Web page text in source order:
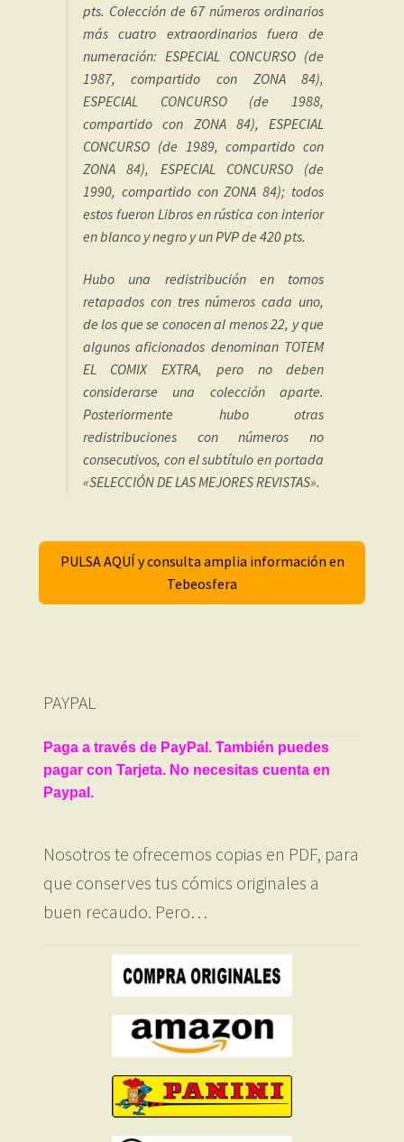
pts. Colección de 67 números ordinarios
más cuatro extraordinarios fuera de
numeración: ESPECIAL CONCURSO (de
1987, compartido con ZONA 84),
ESPECIAL CONCURSO (de 1988,
compartido con ZONA 84), ESPECIAL
CONCURSO (de 1989, compartido con
ZONA 84), ESPECIAL CONCURSO (de
1990, compartido con ZONA 84); todos
estos fueron Libros en rústica con interior
en blanco y negro y un PVP de 420 pts.
Hubo una redistribución en tomos
retapados con tres números cada uno,
de los que se conocen al menos 22, y que
algunos aficionados denominan TOTEM
EL COMIX EXTRA, pero no deben
considerarse una colección aparte.
Posteriormente hubo otras
redistribuciones con números no
consecutivos, con el subtítulo en portada
«SELECCIÓN DE LAS MEJORES REVISTAS».
PULSA AQUÍ y consulta amplia información en
Tebeosfera
PAYPAL
Paga a través de PayPal. También puedes
pagar con Tarjeta. No necesitas cuenta en
Paypal.
Nosotros te ofrecemos copias en PDF, para
que conserves tus cómics originales a
buen recaudo. Pero…